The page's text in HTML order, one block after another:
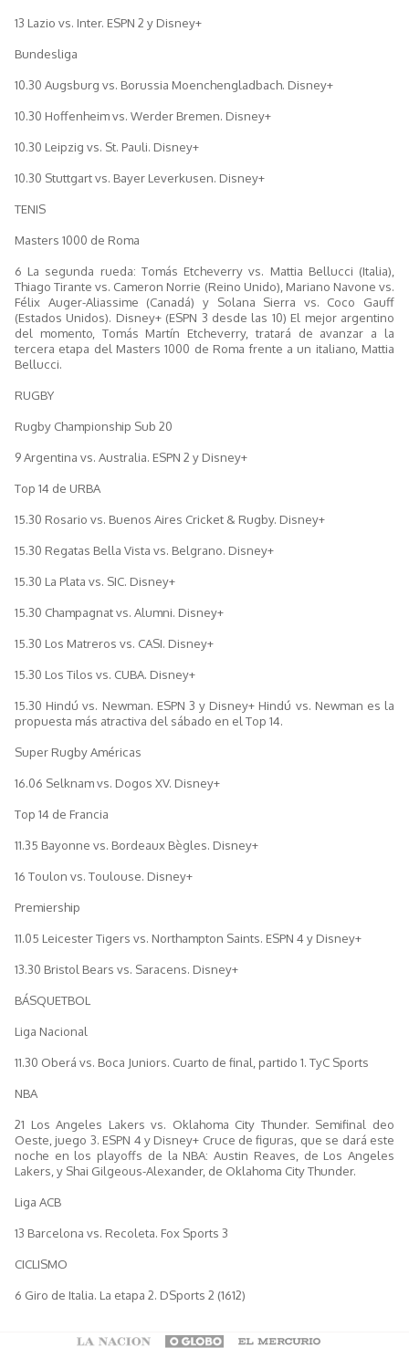
13 Lazio vs. Inter. ESPN 2 y Disney+
Bundesliga
10.30 Augsburg vs. Borussia Moenchengladbach. Disney+
10.30 Hoffenheim vs. Werder Bremen. Disney+
10.30 Leipzig vs. St. Pauli. Disney+
10.30 Stuttgart vs. Bayer Leverkusen. Disney+
TENIS
Masters 1000 de Roma
6 La segunda rueda: Tomás Etcheverry vs. Mattia Bellucci (Italia),
Thiago Tirante vs. Cameron Norrie (Reino Unido), Mariano Navone vs.
Félix Auger-Aliassime (Canadá) y Solana Sierra vs. Coco Gauff
(Estados Unidos). Disney+ (ESPN 3 desde las 10) El mejor argentino
del momento, Tomás Martín Etcheverry, tratará de avanzar a la
tercera etapa del Masters 1000 de Roma frente a un italiano, Mattia
Bellucci.
RUGBY
Rugby Championship Sub 20
9 Argentina vs. Australia. ESPN 2 y Disney+
Top 14 de URBA
15.30 Rosario vs. Buenos Aires Cricket & Rugby. Disney+
15.30 Regatas Bella Vista vs. Belgrano. Disney+
15.30 La Plata vs. SIC. Disney+
15.30 Champagnat vs. Alumni. Disney+
15.30 Los Matreros vs. CASI. Disney+
15.30 Los Tilos vs. CUBA. Disney+
15.30 Hindú vs. Newman. ESPN 3 y Disney+ Hindú vs. Newman es la
propuesta más atractiva del sábado en el Top 14.
Super Rugby Américas
16.06 Selknam vs. Dogos XV. Disney+
Top 14 de Francia
11.35 Bayonne vs. Bordeaux Bègles. Disney+
16 Toulon vs. Toulouse. Disney+
Premiership
11.05 Leicester Tigers vs. Northampton Saints. ESPN 4 y Disney+
13.30 Bristol Bears vs. Saracens. Disney+
BÁSQUETBOL
Liga Nacional
11.30 Oberá vs. Boca Juniors. Cuarto de final, partido 1. TyC Sports
NBA
21 Los Angeles Lakers vs. Oklahoma City Thunder. Semifinal deo
Oeste, juego 3. ESPN 4 y Disney+ Cruce de figuras, que se dará este
noche en los playoffs de la NBA: Austin Reaves, de Los Angeles
Lakers, y Shai Gilgeous-Alexander, de Oklahoma City Thunder.
Liga ACB
13 Barcelona vs. Recoleta. Fox Sports 3
CICLISMO
6 Giro de Italia. La etapa 2. DSports 2 (1612)